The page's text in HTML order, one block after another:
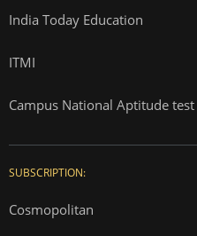
India Today Education
ITMI
Campus National Aptitude test
SUBSCRIPTION:
Cosmopolitan